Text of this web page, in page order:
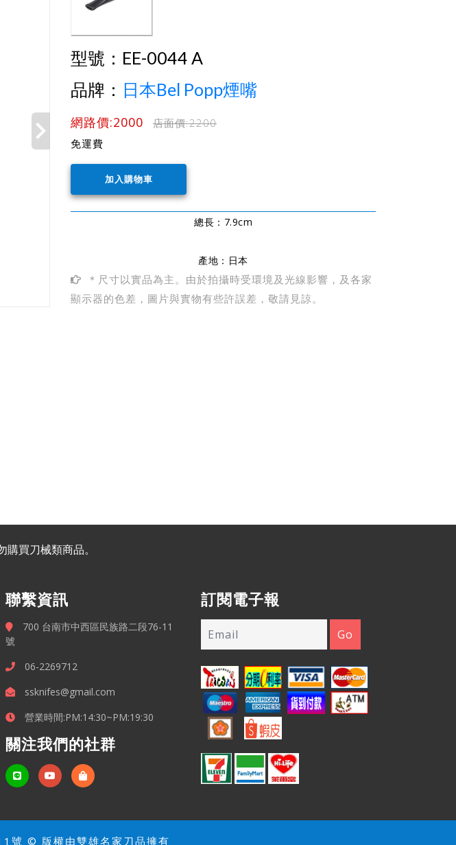
型號： EE-0044 A
品牌： 日本Bel Popp煙嘴
網路價:2000 店面價:2200
免運費
總長：7.9cm
產地：日本
＊尺寸以實品為主。由於拍攝時受環境及光線影響，及各家
顯示器的色差，圖片與實物有些許誤差，敬請見諒。
購買刀械類商品。
聯繫資訊
700 台南市中西區民族路二段76-11
號
06-2269712
ssknifes@gmail.com
營業時間:PM:14:30~PM:19:30
關注我們的社群
訂閱電子報
號 © 版權由雙雄名家刀品擁有